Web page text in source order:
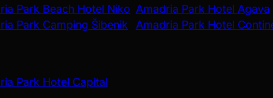
Park Beach Hotel Niko
Park Camping Šibenik
Park Hotel Capital
Amadria Park Hotel Agava
Amadria Park Hotel